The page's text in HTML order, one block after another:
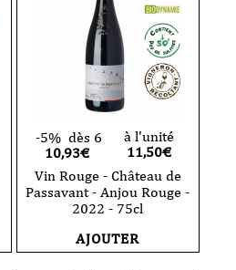
-5% dès 6
10,93€
à l'unité
11,50€
Vin Rouge - Château de
Passavant - Anjou Rouge -
2022 - 75cl
AJOUTER